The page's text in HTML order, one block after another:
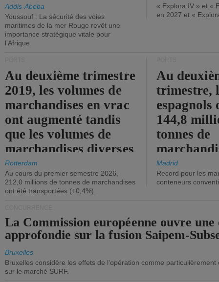
Addis-Abeba
Youssouf : La sécurité des voies
maritimes de la mer Rouge revêt une
importance stratégique vitale pour
l'Afrique.
« Explora IV » et «
en 2027 et «
Au deuxième trimestre
2019, les volumes de
marchandises en vrac
ont augmenté tandis
que les volumes de
marchandises diverses
ont diminué.
Rotterdam
Au cours du premier semestre 2026,
212,0 millions de tonnes de marchandises
ont été transportées (+0,4%).
Au
trimestre,
144,8
tonnes de
(+2,9%).
Madrid
Record pour les
conteneurs
La Commission européenne ouvre une
approfondie sur la fusion Saipem-
Bruxelles
Bruxelles considère les effets de l'opération comme
sur le marché SURF.